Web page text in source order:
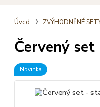
Úvod ZVÝHODNĚNÉ
Červený
Novinka